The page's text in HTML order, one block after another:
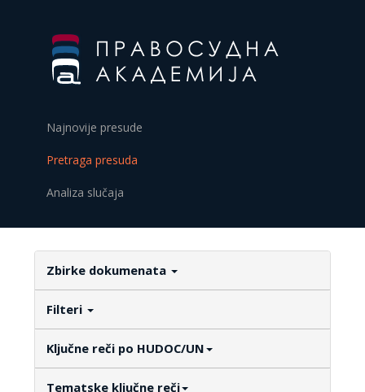
Najnovije presude
Pretraga presuda
Analiza slučaja
Zbirke dokumenata
Filteri
Ključne reči po HUDOC/UN
Tematske ključne reči